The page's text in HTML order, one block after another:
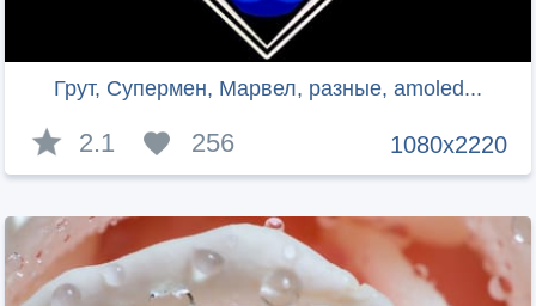
Грут, Супермен, Марвел, разные, amoled...
1080x2220
2.1 256